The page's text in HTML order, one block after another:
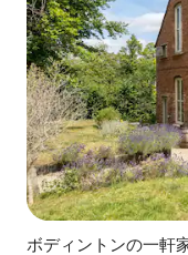
ボディントンの一軒